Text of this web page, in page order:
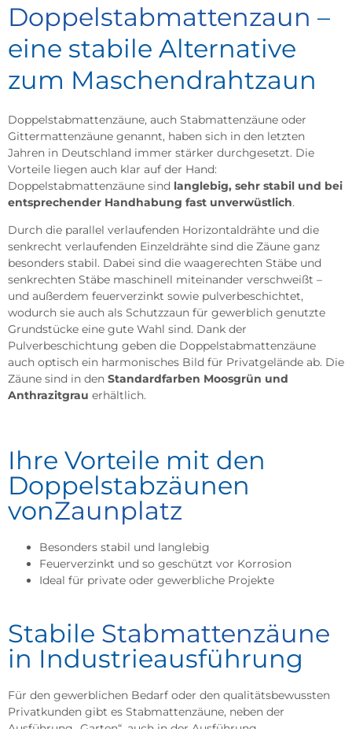
Doppelstabmattenzaun –
eine stabile Alternative
zum Maschendrahtzaun
Doppelstabmattenzäune, auch Stabmattenzäune oder
Gittermattenzäune genannt, haben sich in den letzten
Jahren in Deutschland immer stärker durchgesetzt. Die
Vorteile liegen auch klar auf der Hand:
Doppelstabmattenzäune sind langlebig, sehr stabil und bei
entsprechender Handhabung fast unverwüstlich.
Durch die parallel verlaufenden Horizontaldrähte und die
senkrecht verlaufenden Einzeldrähte sind die Zäune ganz
besonders stabil. Dabei sind die waagerechten Stäbe und
senkrechten Stäbe maschinell miteinander verschweißt –
und außerdem feuerverzinkt sowie pulverbeschichtet,
wodurch sie auch als Schutzzaun für gewerblich genutzte
Grundstücke eine gute Wahl sind. Dank der
Pulverbeschichtung geben die Doppelstabmattenzäune
auch optisch ein harmonisches Bild für Privatgelände ab. Die
Zäune sind in den Standardfarben Moosgrün und
Anthrazitgrau erhältlich.
Ihre Vorteile mit den
Doppelstabzäunen
vonZaunplatz
Besonders stabil und langlebig
Feuerverzinkt und so geschützt vor Korrosion
Ideal für private oder gewerbliche Projekte
Stabile Stabmattenzäune
in Industrieausführung
Für den gewerblichen Bedarf oder den qualitätsbewussten
Privatkunden gibt es Stabmattenzäune, neben der